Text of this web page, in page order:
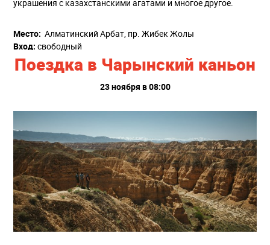
украшения с казахстанскими агатами и многое другое.
Место: Алматинский Арбат, пр. Жибек Жолы
Вход: свободный
Поездка в Чарынский каньон
23 ноября в 08:00